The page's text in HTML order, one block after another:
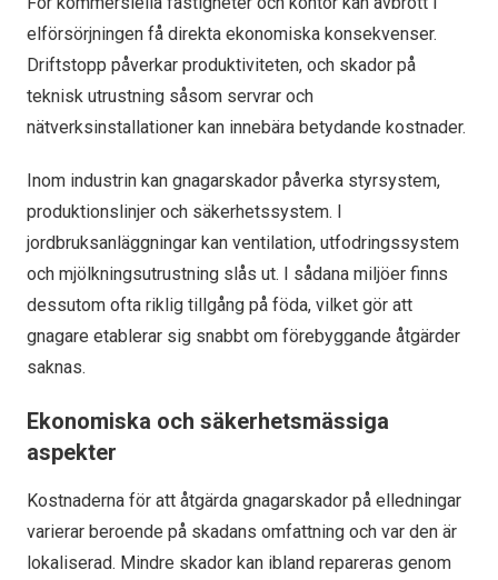
elförsörjningen få direkta ekonomiska konsekvenser.
Driftstopp påverkar produktiviteten, och skador på
teknisk utrustning såsom servrar och
nätverksinstallationer kan innebära betydande kostnader.
Inom industrin kan gnagarskador påverka styrsystem,
produktionslinjer och säkerhetssystem. I
jordbruksanläggningar kan ventilation, utfodringssystem
och mjölkningsutrustning slås ut. I sådana miljöer finns
dessutom ofta riklig tillgång på föda, vilket gör att
gnagare etablerar sig snabbt om förebyggande åtgärder
saknas.
Ekonomiska och säkerhetsmässiga
aspekter
Kostnaderna för att åtgärda gnagarskador på elledningar
varierar beroende på skadans omfattning och var den är
lokaliserad. Mindre skador kan ibland repareras genom